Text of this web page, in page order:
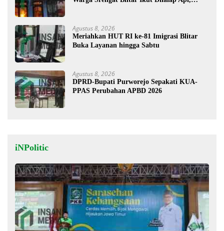
Agustus 8, 2026
Meriahkan HUT RI ke-81 Imigrasi Blitar
Buka Layanan hingga Sabtu
Agustus 8, 2026
DPRD-Bupati Purworejo Sepakati KUA-
PPAS Perubahan APBD 2026
iNPolitic